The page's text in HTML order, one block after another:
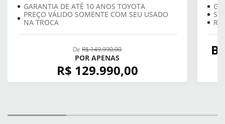
GARANTIA DE ATÉ 10 ANOS TOYOTA
PREÇO VÁLIDO SOMENTE COM SEU USADO
NA TROCA
DeR$ 149.990,00
POR APENAS
R$ 129.990,00